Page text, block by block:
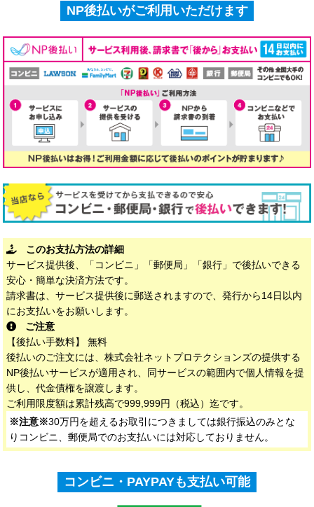
NP後払いがご利用いただけます
このお支払方法の詳細
サービス提供後、「コンビニ」「郵便局」「銀行」で後払いできる
安心・簡単な決済方法です。
請求書は、サービス提供後に郵送されますので、発行から14日以内
にお支払いをお願いします。
ご注意
【後払い手数料】 無料
後払いのご注文には、株式会社ネットプロテクションズの提供する
NP後払いサービスが適用され、同サービスの範囲内で個人情報を提
供し、代金債権を譲渡します。
ご利用限度額は累計残高で999,999円（税込）迄です。
※注意※30万円を超えるお取引につきましては銀行振込のみとな
りコンビニ、郵便局でのお支払いには対応しておりません。
コンビニ・PAYPAYも支払い可能